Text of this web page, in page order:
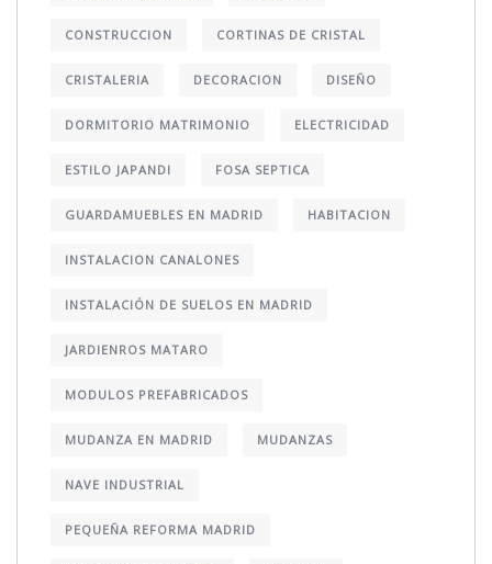
CONSTRUCCION CORTINAS DE CRISTAL
CRISTALERIA DECORACION DISEÑO
DORMITORIO MATRIMONIO ELECTRICIDAD
ESTILO JAPANDI FOSA SEPTICA
GUARDAMUEBLES EN MADRID HABITACION
INSTALACION CANALONES
INSTALACIÓN DE SUELOS EN MADRID
JARDIENROS MATARO
MODULOS PREFABRICADOS
MUDANZA EN MADRID MUDANZAS
NAVE INDUSTRIAL
PEQUEÑA REFORMA MADRID